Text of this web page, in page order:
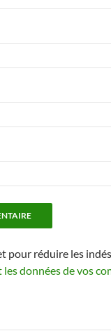
pour réduire les
données de vos